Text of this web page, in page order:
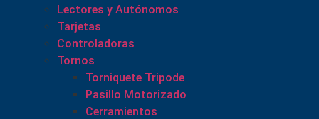
Lectores y Autónomos
Tarjetas
Controladoras
Tornos
Torniquete Tripode
Pasillo Motorizado
Cerramientos